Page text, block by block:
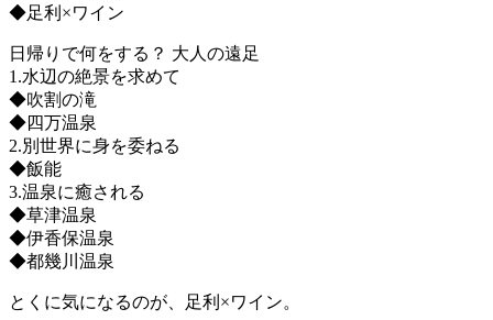
◆足利×ワイン
日帰りで何をする？ 大人の遠足
1.水辺の絶景を求めて
◆吹割の滝
◆四万温泉
2.別世界に身を委ねる
◆飯能
3.温泉に癒される
◆草津温泉
◆伊香保温泉
◆都幾川温泉
とくに気になるのが、足利×ワイン。